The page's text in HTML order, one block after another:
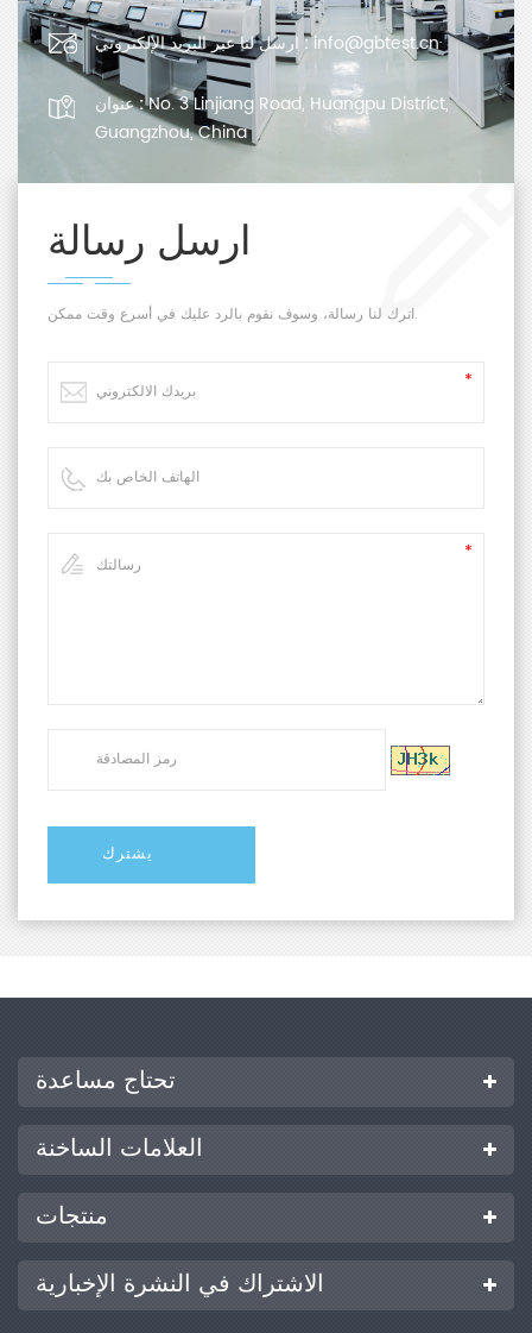
ارسل لنا عبر البريد الإلكتروني :info@gbtest.cn
عنوان :No. 3 Linjiang Road, Huangpu District,
Guangzhou, China
ارسل رسالة
اترك لنا رسالة، وسوف نقوم بالرد عليك في أسرع وقت ممكن.
تحتاج مساعدة
العلامات الساخنة
منتجات
الاشتراك في النشرة الإخبارية